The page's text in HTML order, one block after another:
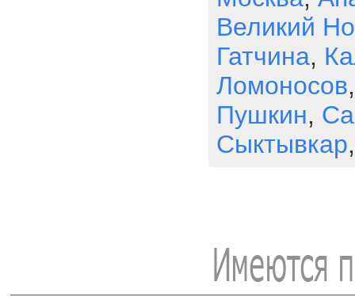
Великий
Гатчина,
Ломоносов
Пушкин,
Сыктывкар